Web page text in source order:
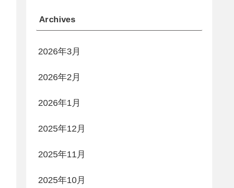
Archives
2026年3月
2026年2月
2026年1月
2025年12月
2025年11月
2025年10月